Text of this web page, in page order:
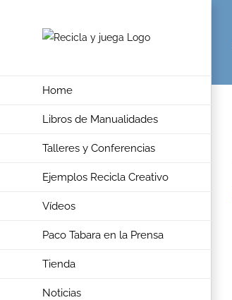
Home
Libros de Manualidades
Talleres y Conferencias
Ejemplos Recicla Creativo
Vídeos
Paco Tabara en la Prensa
Tienda
Noticias